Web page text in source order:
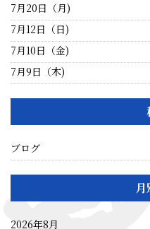
7月20日（月)
7月12日（日)
7月10日（金)
7月9日（木)
ブログ
2026年8月